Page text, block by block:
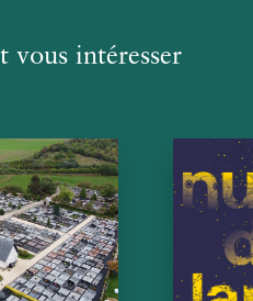
vous intéresser